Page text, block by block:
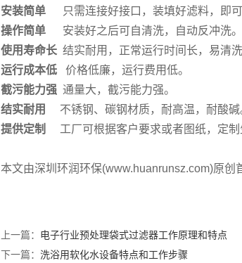
安装简单只需连接好接口，装填好滤料，即可
操作简单
安装好之后可自清洗，自动反冲洗。
使用寿命长结实耐用，正常运行时间长，易清洗
运行成本低价格低廉，运行费用低。
截污能力强通量大，截污能力强。
结实耐用
不锈钢、碳钢材质，耐高温，耐酸碱
提供定制
工厂可根据客户要求或者图纸，定制
本文由深圳环润环保(www.huanrunsz.com)原
上一篇： 电子行业预处理袋式过滤器工作原理和特点
下一篇： 洗浴用软化水设备特点和工作步骤